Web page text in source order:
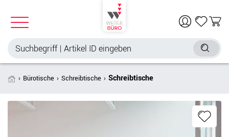
Bürotische Schreibtische Schreibtische